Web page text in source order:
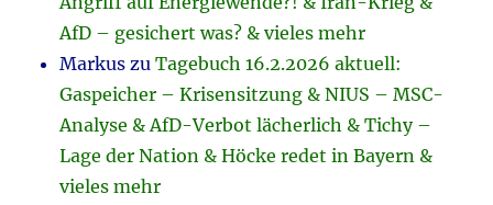
AfD – gesichert was? & vieles mehr
Markus zuTagebuch 16.2.2026 aktuell:
Gaspeicher – Krisensitzung & NIUS – MSC-
Analyse & AfD-Verbot lächerlich & Tichy –
Lage der Nation & Höcke redet in Bayern &
vieles mehr